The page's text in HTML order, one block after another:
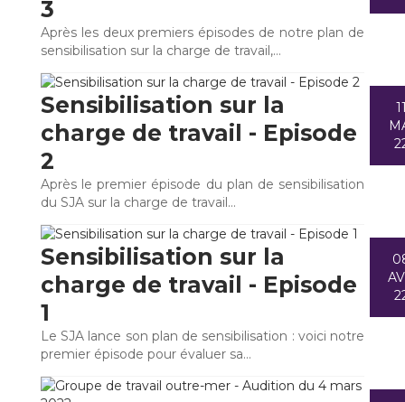
3
Après les deux premiers épisodes de notre plan de
sensibilisation sur la charge de travail,…
Sensibilisation sur la
charge de travail - Episode
2
Après le premier épisode du plan de sensibilisation
du SJA sur la charge de travail…
Sensibilisation sur la
charge de travail - Episode
1
Le SJA lance son plan de sensibilisation : voici notre
premier épisode pour évaluer sa…